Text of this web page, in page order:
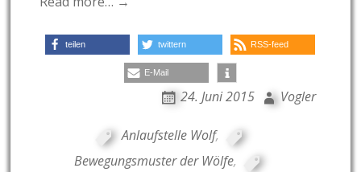
teilen twittern RSS-feed
E-Mail
24. Juni 2015 Vogler
Anlaufstelle Wolf,
Bewegungsmuster der Wölfe,